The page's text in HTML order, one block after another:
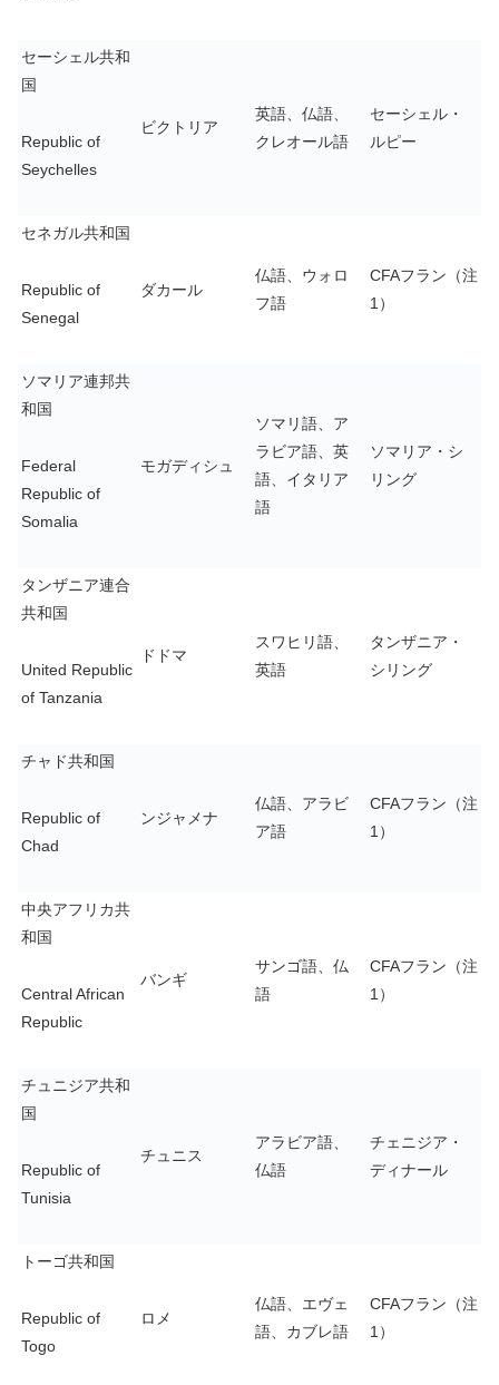
セーシェル共和
国
Republic of
Seychelles
ビクトリア
英語、仏語、
クレオール語
セーシェル・
ルピー
セネガル共和国
Republic of
Senegal
ダカール
仏語、ウォロ
フ語
CFAフラン（注
1）
ソマリア連邦共
和国
Federal
Republic of
Somalia
モガディシュ
ソマリ語、ア
ラビア語、英
語、イタリア
語
ソマリア・シ
リング
タンザニア連合
共和国
United Republic
of Tanzania
ドドマ
スワヒリ語、
英語
タンザニア・
シリング
チャド共和国
Republic of
Chad
ンジャメナ
仏語、アラビ
ア語
CFAフラン（注
1）
中央アフリカ共
和国
Central African
Republic
バンギ
サンゴ語、仏
語
CFAフラン（注
1）
チュニジア共和
国
Republic of
Tunisia
チュニス
アラビア語、
仏語
チェニジア・
ディナール
トーゴ共和国
Republic of
Togo
ロメ
仏語、エヴェ
語、カブレ語
CFAフラン（注
1）